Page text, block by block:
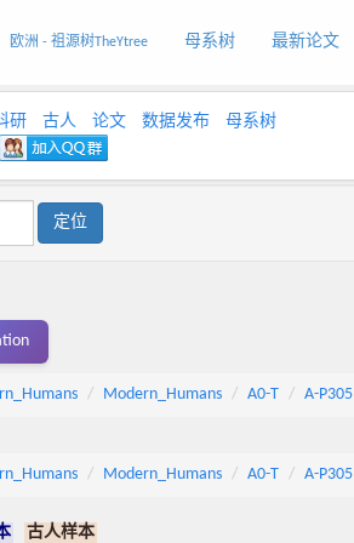
欧洲 - 祖源树TheYtree 母系树 最新论文
研 古人 论文 数据发布
母系树
Modern_Humans A0-T A-P305
Modern_Humans A0-T A-P305
古人样本